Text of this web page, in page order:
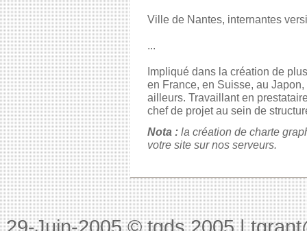
Ville de Nantes, internantes
...
Impliqué dans la création de
en France, en Suisse, au
ailleurs. Travaillant en
chef de projet au sein de
Nota :la création de charte
votre site sur nos serveurs.